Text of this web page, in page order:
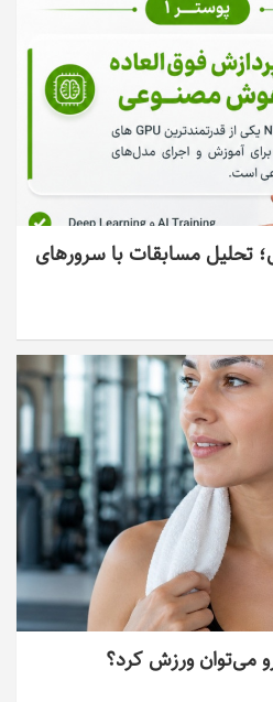
تحلیل مسابقات با سرورهای
می‌توان ورزش کرد؟